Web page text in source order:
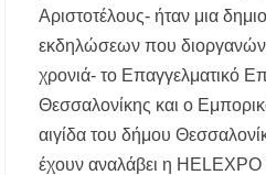
ΑΝ.ΕΤ.ΧΑ.: Παρατείνεται η
Χαλκιδική: Διάσωση 49χρονης
δύσβατο σημείο στη Συκιά
Αριστοτέλους- ήταν μια
εκδηλώσεων που
χρονιά- το Επαγγελματικό
Θεσσαλονίκης και ο
αιγίδα του δήμου
έχουν αναλάβει η HELEXPO